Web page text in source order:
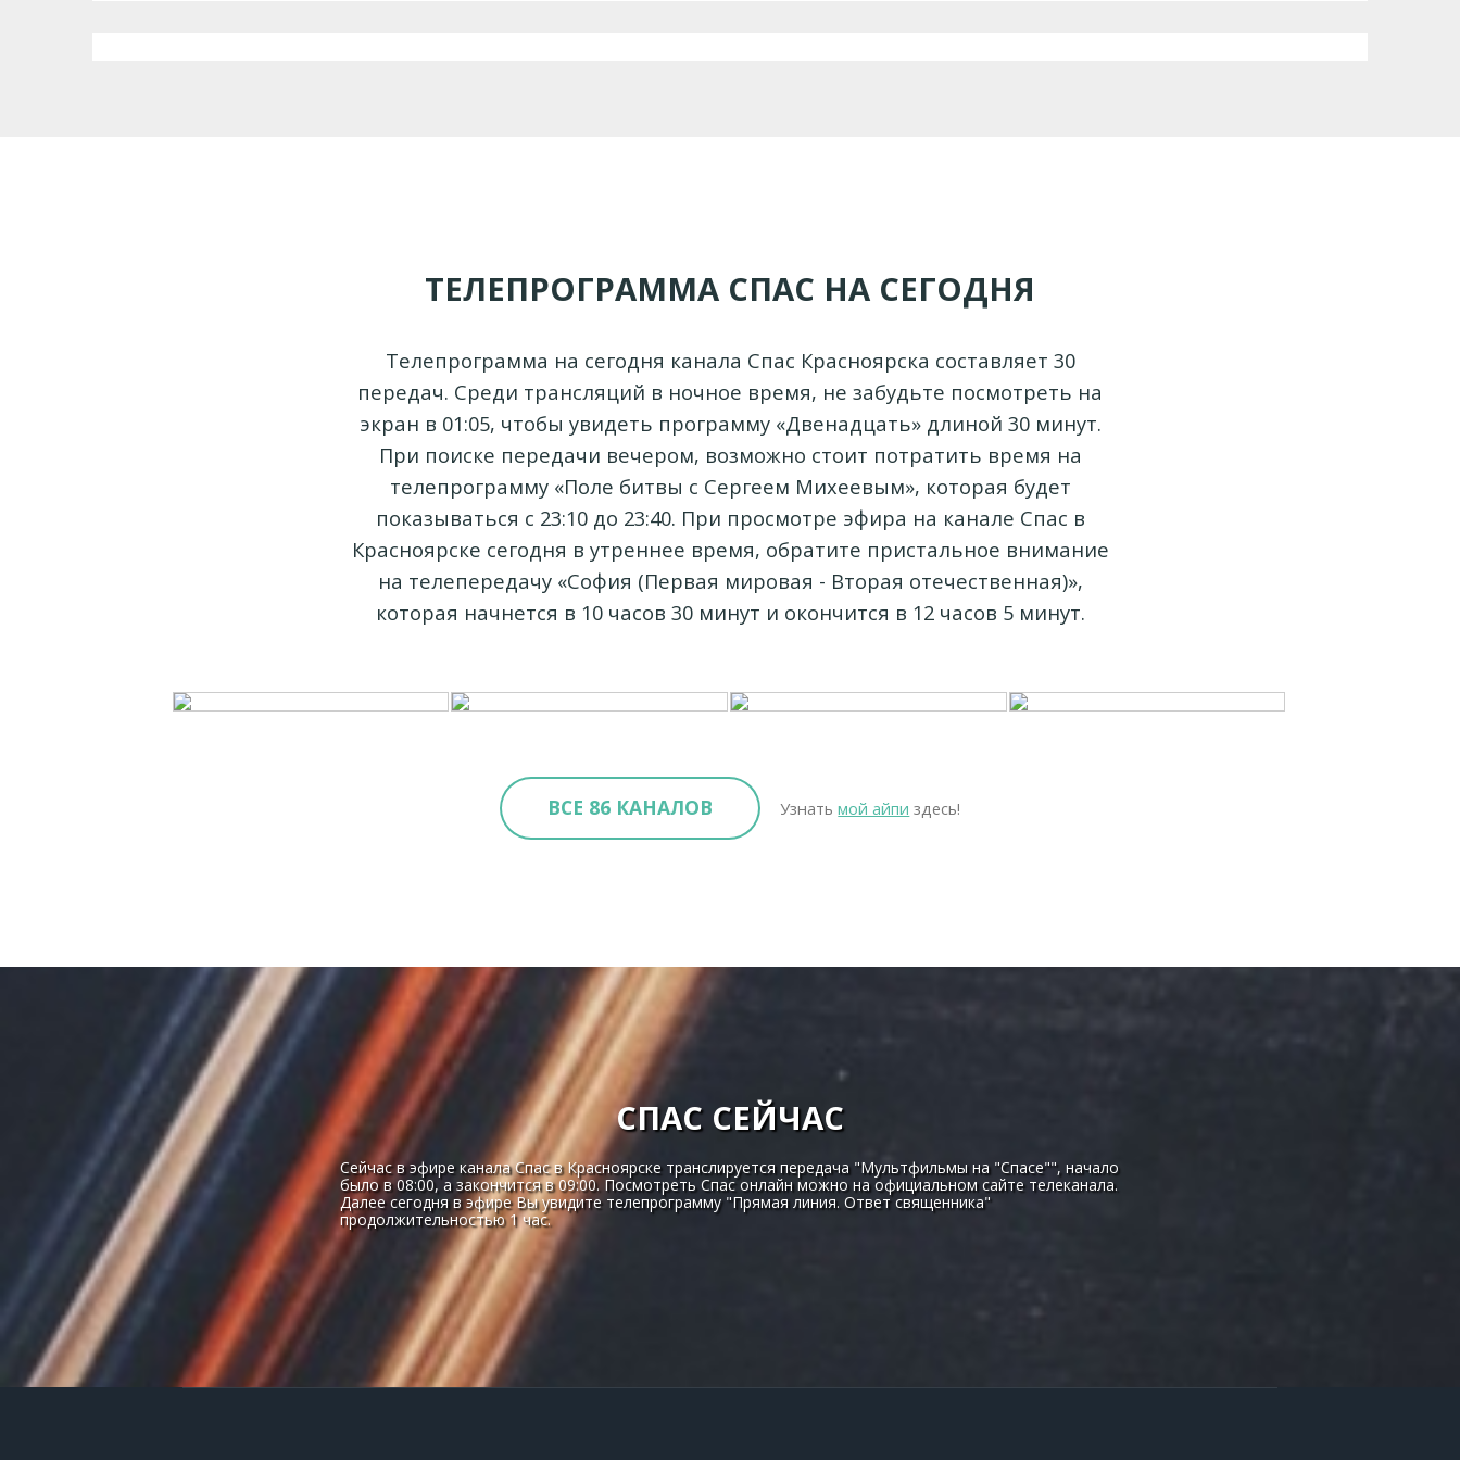
ТЕЛЕПРОГРАММА СПАС НА СЕГОДНЯ
Телепрограмма на сегодня канала Спас Красноярска составляет 30
передач. Среди трансляций в ночное время, не забудьте посмотреть на
экран в 01:05, чтобы увидеть программу «Двенадцать» длиной 30 минут.
При поиске передачи вечером, возможно стоит потратить время на
телепрограмму «Поле битвы с Сергеем Михеевым», которая будет
показываться с 23:10 до 23:40. При просмотре эфира на канале Спас в
Красноярске сегодня в утреннее время, обратите пристальное внимание
на телепередачу «София (Первая мировая - Вторая отечественная)»,
которая начнется в 10 часов 30 минут и окончится в 12 часов 5 минут.
ВСЕ 86 КАНАЛОВ Узнатьмой айпи здесь!
СПАС СЕЙЧАС
Сейчас в эфире канала Спас в Красноярске транслируется передача "Мультфильмы на "Спасе"", начало
было в 08:00, а закончится в 09:00. Посмотреть Спас онлайн можно на официальном сайте телеканала.
Далее сегодня в эфире Вы увидите телепрограмму "Прямая линия. Ответ священника"
продолжительностью 1 час.